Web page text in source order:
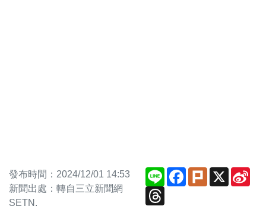
發布時間：2024/12/01 14:53
新聞出處：轉自三立新聞網
SETN.
Line Facebook
PlurkX
Threads